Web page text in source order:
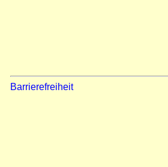
Barrierefreiheit